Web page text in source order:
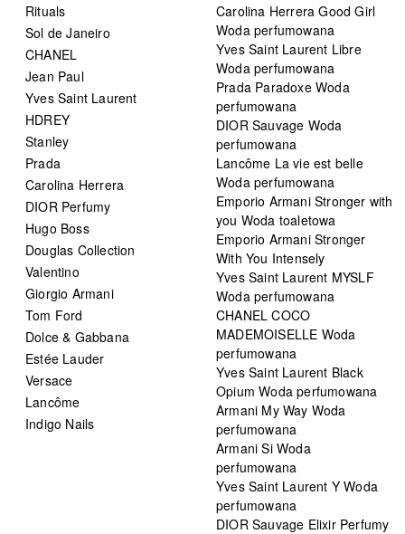
Rituals
Sol de Janeiro
CHANEL
Jean Paul
Yves Saint Laurent
HDREY
Stanley
Prada
Carolina Herrera
DIOR Perfumy
Hugo Boss
Douglas Collection
Valentino
Giorgio Armani
Tom Ford
Dolce & Gabbana
Estée Lauder
Versace
Lancôme
Indigo Nails
Carolina Herrera Good Girl
Woda perfumowana
Yves Saint Laurent Libre
Woda perfumowana
Prada Paradoxe Woda
perfumowana
DIOR Sauvage Woda
perfumowana
Lancôme La vie est belle
Woda perfumowana
Emporio Armani Stronger with
you Woda toaletowa
Emporio Armani Stronger
With You Intensely
Yves Saint Laurent MYSLF
Woda perfumowana
CHANEL COCO
MADEMOISELLE Woda
perfumowana
Yves Saint Laurent Black
Opium Woda perfumowana
Armani My Way Woda
perfumowana
Armani Si Woda
perfumowana
Yves Saint Laurent Y Woda
perfumowana
DIOR Sauvage Elixir Perfumy